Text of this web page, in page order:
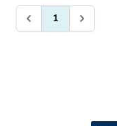
1